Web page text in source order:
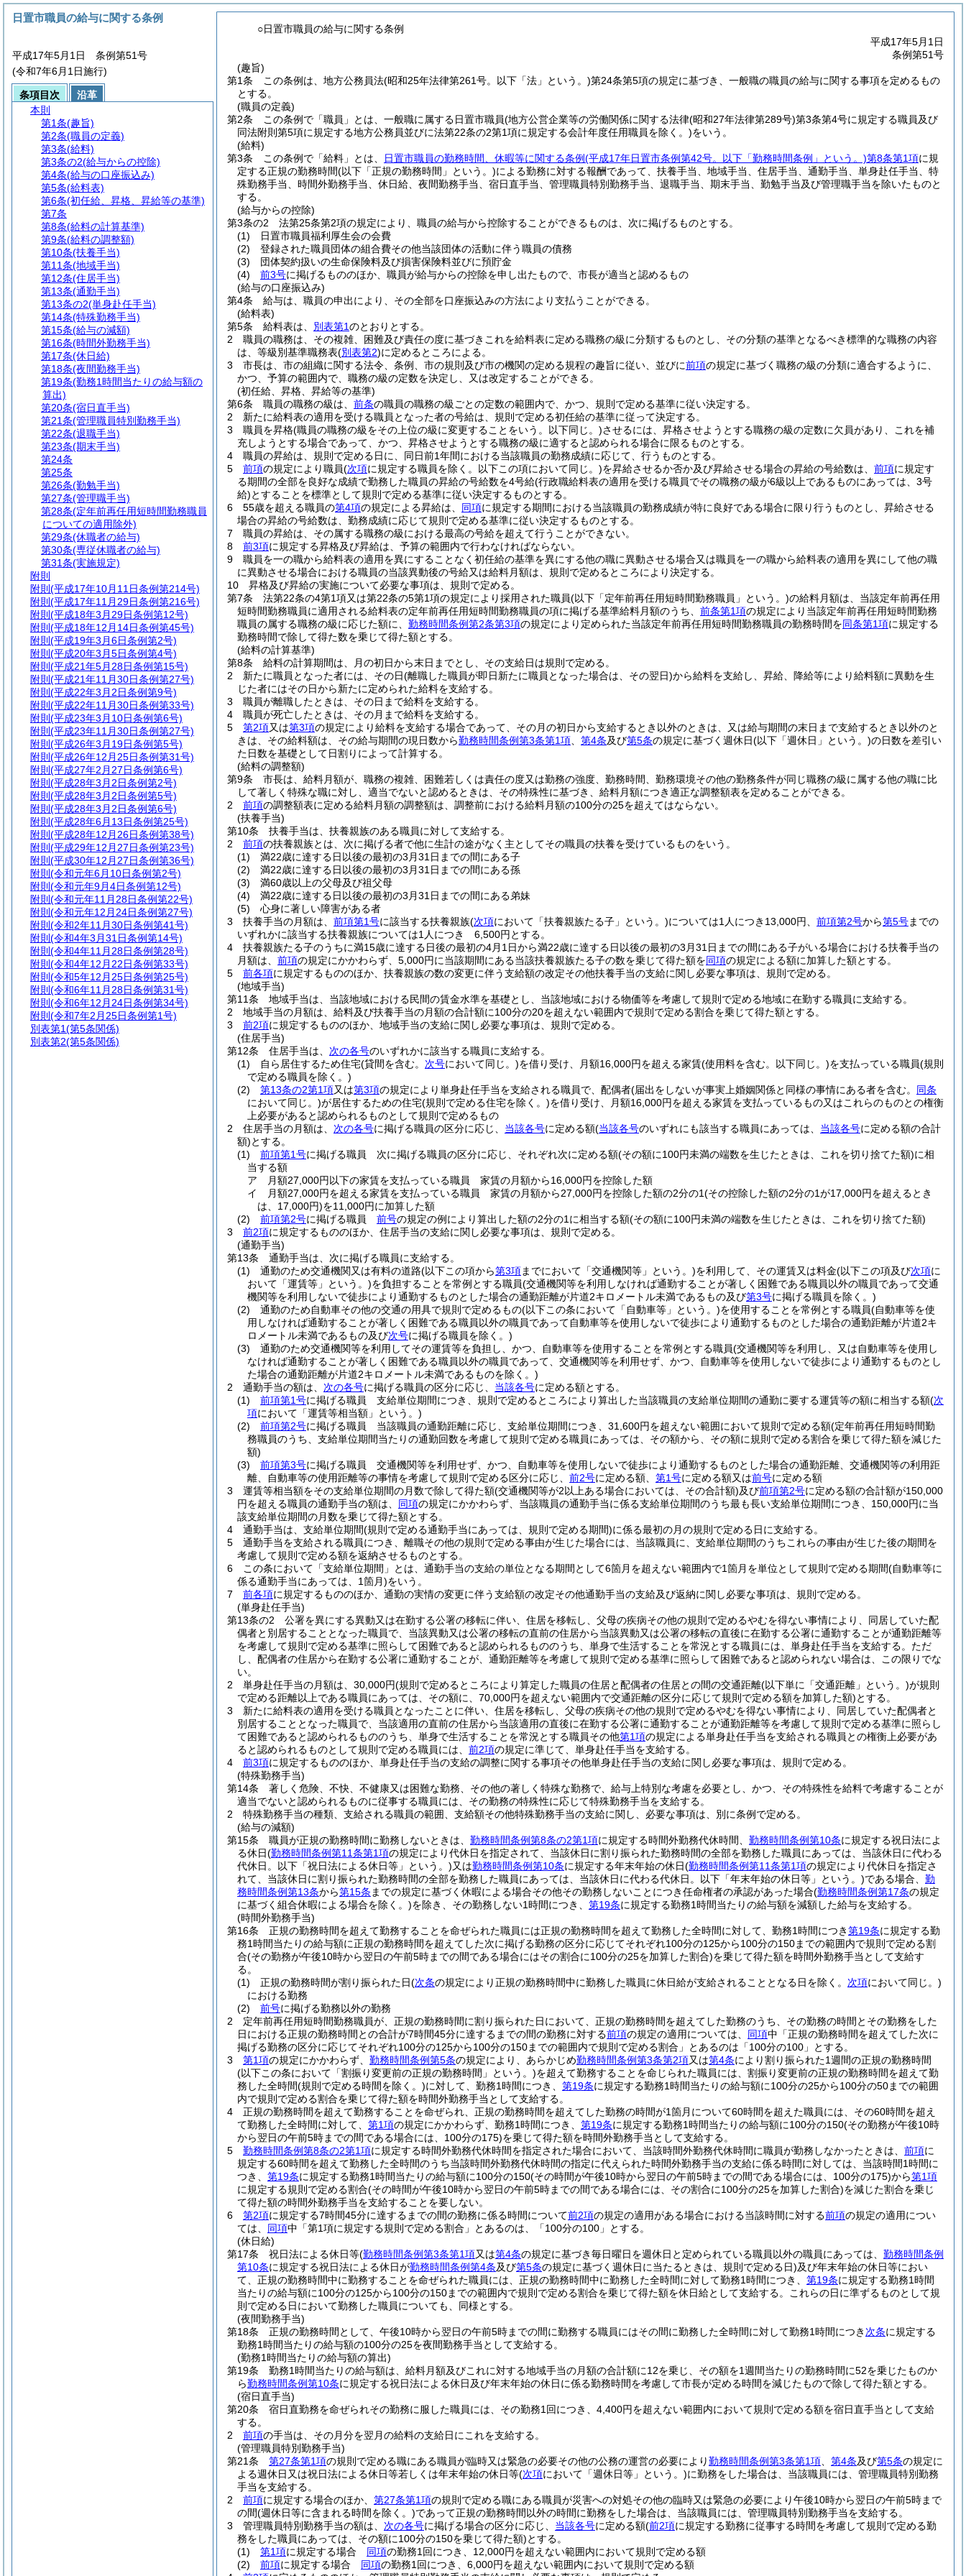
○日置市職員の給与に関する条例
平成17年5月1日
条例第51号
(趣旨)
第1条
この条例は、地方公務員法(昭和25年法律第261号。以下「法」という。)第24条第5項の規定に基づき、一般職の職員の給与に関する事項を定めるもの
とする。
(職員の定義)
第2条
この条例で「職員」とは、一般職に属する日置市職員(地方公営企業等の労働関係に関する法律(昭和27年法律第289号)第3条第4号に規定する職員及び
同法附則第5項に規定する地方公務員並びに法第22条の2第1項に規定する会計年度任用職員を除く。)をいう。
(給料)
第3条
この条例で「給料」とは、 日置市職員の勤務時間、休暇等に関する条例(平成17年日置市条例第42号。以下「勤務時間条例」という。)第8条第1項に規
定する正規の勤務時間(以下「正規の勤務時間」という。)による勤務に対する報酬であって、扶養手当、地域手当、住居手当、通勤手当、単身赴任手当、特
殊勤務手当、時間外勤務手当、休日給、夜間勤務手当、宿日直手当、管理職員特別勤務手当、退職手当、期末手当、勤勉手当及び管理職手当を除いたものと
する。
(給与からの控除)
第3条の2
法第25条第2項の規定により、職員の給与から控除することができるものは、次に掲げるものとする。
(1)
日置市職員福利厚生会の会費
(2)
登録された職員団体の組合費その他当該団体の活動に伴う職員の債務
(3)
団体契約扱いの生命保険料及び損害保険料並びに預貯金
(4)
前3号に掲げるもののほか、職員が給与からの控除を申し出たもので、市長が適当と認めるもの
(給与の口座振込み)
第4条
給与は、職員の申出により、その全部を口座振込みの方法により支払うことができる。
(給料表)
第5条
給料表は、 別表第1のとおりとする。
2
職員の職務は、その複雑、困難及び責任の度に基づきこれを給料表に定める職務の級に分類するものとし、その分類の基準となるべき標準的な職務の内容
は、等級別基準職務表(別表第2)に定めるところによる。
3
市長は、市の組織に関する法令、条例、市の規則及び市の機関の定める規程の趣旨に従い、並びに前項の規定に基づく職務の級の分類に適合するように、
かつ、予算の範囲内で、職務の級の定数を決定し、又は改定することができる。
(初任給、昇格、昇給等の基準)
第6条
職員の職務の級は、 前条の職員の職務の級ごとの定数の範囲内で、かつ、規則で定める基準に従い決定する。
2
新たに給料表の適用を受ける職員となった者の号給は、規則で定める初任給の基準に従って決定する。
3
職員を昇格(職員の職務の級をその上位の級に変更することをいう。以下同じ。)させるには、昇格させようとする職務の級の定数に欠員があり、これを補
充しようとする場合であって、かつ、昇格させようとする職務の級に適すると認められる場合に限るものとする。
4
職員の昇給は、規則で定める日に、同日前1年間における当該職員の勤務成績に応じて、行うものとする。
5
前項の規定により職員(次項に規定する職員を除く。以下この項において同じ。)を昇給させるか否か及び昇給させる場合の昇給の号給数は、 前項に規定す
る期間の全部を良好な成績で勤務した職員の昇給の号給数を4号給(行政職給料表の適用を受ける職員でその職務の級が6級以上であるものにあっては、3号
給)とすることを標準として規則で定める基準に従い決定するものとする。
6
55歳を超える職員の第4項の規定による昇給は、 同項に規定する期間における当該職員の勤務成績が特に良好である場合に限り行うものとし、昇給させる
場合の昇給の号給数は、勤務成績に応じて規則で定める基準に従い決定するものとする。
7
職員の昇給は、その属する職務の級における最高の号給を超えて行うことができない。
8
前3項に規定する昇格及び昇給は、予算の範囲内で行わなければならない。
9
職員を一の職から給料表の適用を異にすることなく初任給の基準を異にする他の職に異動させる場合又は職員を一の職から給料表の適用を異にして他の職
に異動させる場合における職員の当該異動後の号給又は給料月額は、規則で定めるところにより決定する。
10
昇格及び昇給の実施について必要な事項は、規則で定める。
第7条
法第22条の4第1項又は第22条の5第1項の規定により採用された職員(以下「定年前再任用短時間勤務職員」という。)の給料月額は、当該定年前再任用
短時間勤務職員に適用される給料表の定年前再任用短時間勤務職員の項に掲げる基準給料月額のうち、 前条第1項の規定により当該定年前再任用短時間勤務
職員の属する職務の級に応じた額に、 勤務時間条例第2条第3項の規定により定められた当該定年前再任用短時間勤務職員の勤務時間を同条第1項に規定する
勤務時間で除して得た数を乗じて得た額とする。
(給料の計算基準)
第8条
給料の計算期間は、月の初日から末日までとし、その支給日は規則で定める。
2
新たに職員となった者には、その日(離職した職員が即日新たに職員となった場合は、その翌日)から給料を支給し、昇給、降給等により給料額に異動を生
じた者にはその日から新たに定められた給料を支給する。
3
職員が離職したときは、その日まで給料を支給する。
4
職員が死亡したときは、その月まで給料を支給する。
5
第2項又は第3項の規定により給料を支給する場合であって、その月の初日から支給するとき以外のときは、又は給与期間の末日まで支給するとき以外のと
きは、その給料額は、その給与期間の現日数から勤務時間条例第3条第1項 第4条及び第5条の規定に基づく週休日(以下「週休日」という。)の日数を差引い
た日数を基礎として日割りによって計算する。
(給料の調整額)
第9条
市長は、給料月額が、職務の複雑、困難若しくは責任の度又は勤務の強度、勤務時間、勤務環境その他の勤務条件が同じ職務の級に属する他の職に比
して著しく特殊な職に対し、適当でないと認めるときは、その特殊性に基づき、給料月額につき適正な調整額表を定めることができる。
2
前項の調整額表に定める給料月額の調整額は、調整前における給料月額の100分の25を超えてはならない。
(扶養手当)
第10条
扶養手当は、扶養親族のある職員に対して支給する。
2
前項の扶養親族とは、次に掲げる者で他に生計の途がなく主としてその職員の扶養を受けているものをいう。
(1)
満22歳に達する日以後の最初の3月31日までの間にある子
(2)
満22歳に達する日以後の最初の3月31日までの間にある孫
(3)
満60歳以上の父母及び祖父母
(4)
満22歳に達する日以後の最初の3月31日までの間にある弟妹
(5)
心身に著しい障害がある者
3
扶養手当の月額は、 前項第1号に該当する扶養親族(次項において「扶養親族たる子」という。)については1人につき13,000円、 前項第2号から第5号までの
いずれかに該当する扶養親族については1人につき 6,500円とする。
4
扶養親族たる子のうちに満15歳に達する日後の最初の4月1日から満22歳に達する日以後の最初の3月31日までの間にある子がいる場合における扶養手当の
月額は、 前項の規定にかかわらず、5,000円に当該期間にある当該扶養親族たる子の数を乗じて得た額を同項の規定による額に加算した額とする。
5
前各項に規定するもののほか、扶養親族の数の変更に伴う支給額の改定その他扶養手当の支給に関し必要な事項は、規則で定める。
(地域手当)
第11条
地域手当は、当該地域における民間の賃金水準を基礎とし、当該地域における物価等を考慮して規則で定める地域に在勤する職員に支給する。
2
地域手当の月額は、給料及び扶養手当の月額の合計額に100分の20を超えない範囲内で規則で定める割合を乗じて得た額とする。
3
前2項に規定するもののほか、地域手当の支給に関し必要な事項は、規則で定める。
(住居手当)
第12条
住居手当は、 次の各号のいずれかに該当する職員に支給する。
(1)
自ら居住するため住宅(貸間を含む。 次号において同じ。)を借り受け、月額16,000円を超える家賃(使用料を含む。以下同じ。)を支払っている職員(規則
で定める職員を除く。)
(2)
第13条の2第1項又は第3項の規定により単身赴任手当を支給される職員で、配偶者(届出をしないが事実上婚姻関係と同様の事情にある者を含む。 同条
において同じ。)が居住するための住宅(規則で定める住宅を除く。)を借り受け、月額16,000円を超える家賃を支払っているもの又はこれらのものとの権衡
上必要があると認められるものとして規則で定めるもの
2
住居手当の月額は、 次の各号に掲げる職員の区分に応じ、 当該各号に定める額(当該各号のいずれにも該当する職員にあっては、 当該各号に定める額の合計
額)とする。
(1)
前項第1号に掲げる職員 次に掲げる職員の区分に応じ、それぞれ次に定める額(その額に100円未満の端数を生じたときは、これを切り捨てた額)に相
当する額
ア
月額27,000円以下の家賃を支払っている職員 家賃の月額から16,000円を控除した額
イ
月額27,000円を超える家賃を支払っている職員 家賃の月額から27,000円を控除した額の2分の1(その控除した額の2分の1が17,000円を超えるとき
は、17,000円)を11,000円に加算した額
(2)
前項第2号に掲げる職員 前号の規定の例により算出した額の2分の1に相当する額(その額に100円未満の端数を生じたときは、これを切り捨てた額)
3
前2項に規定するもののほか、住居手当の支給に関し必要な事項は、規則で定める。
(通勤手当)
第13条
通勤手当は、次に掲げる職員に支給する。
(1)
通勤のため交通機関又は有料の道路(以下この項から第3項までにおいて「交通機関等」という。)を利用して、その運賃又は料金(以下この項及び次項に
おいて「運賃等」という。)を負担することを常例とする職員(交通機関等を利用しなければ通勤することが著しく困難である職員以外の職員であって交通
機関等を利用しないで徒歩により通勤するものとした場合の通勤距離が片道2キロメートル未満であるもの及び第3号に掲げる職員を除く。)
(2)
通勤のため自動車その他の交通の用具で規則で定めるもの(以下この条において「自動車等」という。)を使用することを常例とする職員(自動車等を使
用しなければ通勤することが著しく困難である職員以外の職員であって自動車等を使用しないで徒歩により通勤するものとした場合の通勤距離が片道2キ
ロメートル未満であるもの及び次号に掲げる職員を除く。)
(3)
通勤のため交通機関等を利用してその運賃等を負担し、かつ、自動車等を使用することを常例とする職員(交通機関等を利用し、又は自動車等を使用し
なければ通勤することが著しく困難である職員以外の職員であって、交通機関等を利用せず、かつ、自動車等を使用しないで徒歩により通勤するものとし
た場合の通勤距離が片道2キロメートル未満であるものを除く。)
2
通勤手当の額は、 次の各号に掲げる職員の区分に応じ、 当該各号に定める額とする。
(1)
前項第1号に掲げる職員 支給単位期間につき、規則で定めるところにより算出した当該職員の支給単位期間の通勤に要する運賃等の額に相当する額(次
項において「運賃等相当額」という。)
(2)
前項第2号に掲げる職員 当該職員の通勤距離に応じ、支給単位期間につき、31,600円を超えない範囲において規則で定める額(定年前再任用短時間勤
務職員のうち、支給単位期間当たりの通勤回数を考慮して規則で定める職員にあっては、その額から、その額に規則で定める割合を乗じて得た額を減じた
額)
(3)
前項第3号に掲げる職員 交通機関等を利用せず、かつ、自動車等を使用しないで徒歩により通勤するものとした場合の通勤距離、交通機関等の利用距
離、自動車等の使用距離等の事情を考慮して規則で定める区分に応じ、 前2号に定める額、 第1号に定める額又は前号に定める額
3
運賃等相当額をその支給単位期間の月数で除して得た額(交通機関等が2以上ある場合においては、その合計額)及び前項第2号に定める額の合計額が150,000
円を超える職員の通勤手当の額は、 同項の規定にかかわらず、当該職員の通勤手当に係る支給単位期間のうち最も長い支給単位期間につき、150,000円に当
該支給単位期間の月数を乗じて得た額とする。
4
通勤手当は、支給単位期間(規則で定める通勤手当にあっては、規則で定める期間)に係る最初の月の規則で定める日に支給する。
5
通勤手当を支給される職員につき、離職その他の規則で定める事由が生じた場合には、当該職員に、支給単位期間のうちこれらの事由が生じた後の期間を
考慮して規則で定める額を返納させるものとする。
6
この条において「支給単位期間」とは、通勤手当の支給の単位となる期間として6箇月を超えない範囲内で1箇月を単位として規則で定める期間(自動車等に
係る通勤手当にあっては、1箇月)をいう。
7
前各項に規定するもののほか、通勤の実情の変更に伴う支給額の改定その他通勤手当の支給及び返納に関し必要な事項は、規則で定める。
(単身赴任手当)
第13条の2
公署を異にする異動又は在勤する公署の移転に伴い、住居を移転し、父母の疾病その他の規則で定めるやむを得ない事情により、同居していた配
偶者と別居することとなった職員で、当該異動又は公署の移転の直前の住居から当該異動又は公署の移転の直後に在勤する公署に通勤することが通勤距離等
を考慮して規則で定める基準に照らして困難であると認められるもののうち、単身で生活することを常況とする職員には、単身赴任手当を支給する。 ただ
し、配偶者の住居から在勤する公署に通勤することが、通勤距離等を考慮して規則で定める基準に照らして困難であると認められない場合は、この限りでな
い。
2
単身赴任手当の月額は、30,000円(規則で定めるところにより算定した職員の住居と配偶者の住居との間の交通距離(以下単に「交通距離」という。)が規則
で定める距離以上である職員にあっては、その額に、70,000円を超えない範囲内で交通距離の区分に応じて規則で定める額を加算した額)とする。
3
新たに給料表の適用を受ける職員となったことに伴い、住居を移転し、父母の疾病その他の規則で定めるやむを得ない事情により、同居していた配偶者と
別居することとなった職員で、当該適用の直前の住居から当該適用の直後に在勤する公署に通勤することが通勤距離等を考慮して規則で定める基準に照らし
て困難であると認められるもののうち、単身で生活することを常況とする職員その他第1項の規定による単身赴任手当を支給される職員との権衡上必要があ
ると認められるものとして規則で定める職員には、 前2項の規定に準じて、単身赴任手当を支給する。
4
前3項に規定するもののほか、単身赴任手当の支給の調整に関する事項その他単身赴任手当の支給に関し必要な事項は、規則で定める。
(特殊勤務手当)
第14条
著しく危険、不快、不健康又は困難な勤務、その他の著しく特殊な勤務で、給与上特別な考慮を必要とし、かつ、その特殊性を給料で考慮することが
適当でないと認められるものに従事する職員には、その勤務の特殊性に応じて特殊勤務手当を支給する。
2
特殊勤務手当の種類、支給される職員の範囲、支給額その他特殊勤務手当の支給に関し、必要な事項は、別に条例で定める。
(給与の減額)
第15条
職員が正規の勤務時間に勤務しないときは、 勤務時間条例第8条の2第1項に規定する時間外勤務代休時間、 勤務時間条例第10条に規定する祝日法によ
る休日(勤務時間条例第11条第1項の規定により代休日を指定されて、当該休日に割り振られた勤務時間の全部を勤務した職員にあっては、当該休日に代わる
代休日。以下「祝日法による休日等」という。)又は勤務時間条例第10条に規定する年末年始の休日(勤務時間条例第11条第1項の規定により代休日を指定さ
れて、当該休日に割り振られた勤務時間の全部を勤務した職員にあっては、当該休日に代わる代休日。以下「年末年始の休日等」という。)である場合、 勤
務時間条例第13条から第15条 までの規定に基づく休暇による場合その他その勤務しないことにつき任命権者の承認があった場合(勤務時間条例第17条の規定
に基づく組合休暇による場合を除く。)を除き、その勤務しない1時間につき、 第19条に規定する勤務1時間当たりの給与額を減額した給与を支給する。
(時間外勤務手当)
第16条
正規の勤務時間を超えて勤務することを命ぜられた職員には正規の勤務時間を超えて勤務した全時間に対して、勤務1時間につき第19条に規定する勤
務1時間当たりの給与額に正規の勤務時間を超えてした次に掲げる勤務の区分に応じてそれぞれ100分の125から100分の150までの範囲内で規則で定める割
合(その勤務が午後10時から翌日の午前5時までの間である場合にはその割合に100分の25を加算した割合)を乗じて得た額を時間外勤務手当として支給す
る。
(1)
正規の勤務時間が割り振られた日(次条の規定により正規の勤務時間中に勤務した職員に休日給が支給されることとなる日を除く。 次項において同じ。)
における勤務
(2)
前号に掲げる勤務以外の勤務
2
定年前再任用短時間勤務職員が、正規の勤務時間に割り振られた日において、正規の勤務時間を超えてした勤務のうち、その勤務の時間とその勤務をした
日における正規の勤務時間との合計が7時間45分に達するまでの間の勤務に対する前項の規定の適用については、 同項中「正規の勤務時間を超えてした次に
掲げる勤務の区分に応じてそれぞれ100分の125から100分の150までの範囲内で規則で定める割合」とあるのは「100分の100」とする。
3
第1項の規定にかかわらず、 勤務時間条例第5条の規定により、あらかじめ勤務時間条例第3条第2項又は第4条により割り振られた1週間の正規の勤務時間
(以下この条において「割振り変更前の正規の勤務時間」という。)を超えて勤務することを命じられた職員には、割振り変更前の正規の勤務時間を超えて勤
務した全時間(規則で定める時間を除く。)に対して、勤務1時間につき、 第19条に規定する勤務1時間当たりの給与額に100分の25から100分の50までの範囲
内で規則で定める割合を乗じて得た額を時間外勤務手当として支給する。
4
正規の勤務時間を超えて勤務することを命ぜられ、正規の勤務時間を超えてした勤務の時間が1箇月について60時間を超えた職員には、その60時間を超え
て勤務した全時間に対して、 第1項の規定にかかわらず、勤務1時間につき、 第19条に規定する勤務1時間当たりの給与額に100分の150(その勤務が午後10時
から翌日の午前5時までの間である場合には、100分の175)を乗じて得た額を時間外勤務手当として支給する。
5
勤務時間条例第8条の2第1項に規定する時間外勤務代休時間を指定された場合において、当該時間外勤務代休時間に職員が勤務しなかったときは、 前項に
規定する60時間を超えて勤務した全時間のうち当該時間外勤務代休時間の指定に代えられた時間外勤務手当の支給に係る時間に対しては、当該時間1時間に
つき、 第19条に規定する勤務1時間当たりの給与額に100分の150(その時間が午後10時から翌日の午前5時までの間である場合には、100分の175)から第1項
に規定する規則で定める割合(その時間が午後10時から翌日の午前5時までの間である場合には、その割合に100分の25を加算した割合)を減じた割合を乗じ
て得た額の時間外勤務手当を支給することを要しない。
6
第2項に規定する7時間45分に達するまでの間の勤務に係る時間について前2項の規定の適用がある場合における当該時間に対する前項の規定の適用につい
ては、 同項中「第1項に規定する規則で定める割合」とあるのは、「100分の100」とする。
(休日給)
第17条
祝日法による休日等(勤務時間条例第3条第1項又は第4条の規定に基づき毎日曜日を週休日と定められている職員以外の職員にあっては、 勤務時間条例
第10条に規定する祝日法による休日が勤務時間条例第4条及び第5条の規定に基づく週休日に当たるときは、規則で定める日)及び年末年始の休日等におい
て、正規の勤務時間中に勤務することを命ぜられた職員には、正規の勤務時間中に勤務した全時間に対して勤務1時間につき、 第19条に規定する勤務1時間
当たりの給与額に100分の125から100分の150までの範囲内で規則で定める割合を乗じて得た額を休日給として支給する。
これらの日に準ずるものとして規
則で定める日において勤務した職員についても、同様とする。
(夜間勤務手当)
第18条
正規の勤務時間として、午後10時から翌日の午前5時までの間に勤務する職員にはその間に勤務した全時間に対して勤務1時間につき 次条に規定する
勤務1時間当たりの給与額の100分の25を夜間勤務手当として支給する。
(勤務1時間当たりの給与額の算出)
第19条
勤務1時間当たりの給与額は、給料月額及びこれに対する地域手当の月額の合計額に12を乗じ、その額を1週間当たりの勤務時間に52を乗じたものか
ら勤務時間条例第10条に規定する祝日法による休日及び年末年始の休日に係る勤務時間を考慮して市長が定める時間を減じたもので除して得た額とする。
(宿日直手当)
第20条
宿日直勤務を命ぜられその勤務に服した職員には、その勤務1回につき、4,400円を超えない範囲内において規則で定める額を宿日直手当として支給
する。
2
前項の手当は、その月分を翌月の給料の支給日にこれを支給する。
(管理職員特別勤務手当)
第21条
第27条第1項の規則で定める職にある職員が臨時又は緊急の必要その他の公務の運営の必要により勤務時間条例第3条第1項 第4条及び第5条の規定に
よる週休日又は祝日法による休日等若しくは年末年始の休日等(次項において「週休日等」という。)に勤務をした場合は、当該職員には、管理職員特別勤務
手当を支給する。
2
前項に規定する場合のほか、 第27条第1項の規則で定める職にある職員が災害への対処その他の臨時又は緊急の必要により午後10時から翌日の午前5時まで
の間(週休日等に含まれる時間を除く。)であって正規の勤務時間以外の時間に勤務をした場合は、当該職員には、管理職員特別勤務手当を支給する。
3
管理職員特別勤務手当の額は、 次の各号に掲げる場合の区分に応じ、 当該各号に定める額(前2項に規定する勤務に従事する時間を考慮して規則で定める勤
務をした職員にあっては、その額に100分の150を乗じて得た額)とする。
(1)
第1項に規定する場合 同項の勤務1回につき、12,000円を超えない範囲内において規則で定める額
(2)
前項に規定する場合 同項の勤務1回につき、6,000円を超えない範囲内において規則で定める額
日置市職員の給与に関する条例
平成17年5月1日 条例第51号
(令和7年6月1日施行)
条項目次
沿革
本則
第1条(趣旨)
第2条(職員の定義)
第3条(給料)
第3条の2(給与からの控除)
第4条(給与の口座振込み)
第5条(給料表)
第6条(初任給、昇格、昇給等の基準)
第7条
第8条(給料の計算基準)
第9条(給料の調整額)
第10条(扶養手当)
第11条(地域手当)
第12条(住居手当)
第13条(通勤手当)
第13条の2(単身赴任手当)
第14条(特殊勤務手当)
第15条(給与の減額)
第16条(時間外勤務手当)
第17条(休日給)
第18条(夜間勤務手当)
第19条(勤務1時間当たりの給与額の
算出)
第20条(宿日直手当)
第21条(管理職員特別勤務手当)
第22条(退職手当)
第23条(期末手当)
第24条
第25条
第26条(勤勉手当)
第27条(管理職手当)
第28条(定年前再任用短時間勤務職員
についての適用除外)
第29条(休職者の給与)
第30条(専従休職者の給与)
第31条(実施規定)
附則
附則 (平成17年10月11日条例第214号)
附則 (平成17年11月29日条例第216号)
附則 (平成18年3月29日条例第12号)
附則 (平成18年12月14日条例第45号)
附則 (平成19年3月6日条例第2号)
附則 (平成20年3月5日条例第4号)
附則 (平成21年5月28日条例第15号)
附則 (平成21年11月30日条例第27号)
附則 (平成22年3月2日条例第9号)
附則 (平成22年11月30日条例第33号)
附則 (平成23年3月10日条例第6号)
附則 (平成23年11月30日条例第27号)
附則 (平成26年3月19日条例第5号)
附則 (平成26年12月25日条例第31号)
附則 (平成27年2月27日条例第6号)
附則 (平成28年3月2日条例第2号)
附則 (平成28年3月2日条例第5号)
附則 (平成28年3月2日条例第6号)
附則 (平成28年6月13日条例第25号)
附則 (平成28年12月26日条例第38号)
附則 (平成29年12月27日条例第23号)
附則 (平成30年12月27日条例第36号)
附則 (令和元年6月10日条例第2号)
附則 (令和元年9月4日条例第12号)
附則 (令和元年11月28日条例第22号)
附則 (令和元年12月24日条例第27号)
附則 (令和2年11月30日条例第41号)
附則 (令和4年3月31日条例第14号)
附則 (令和4年11月28日条例第28号)
附則 (令和4年12月22日条例第33号)
附則 (令和5年12月25日条例第25号)
附則 (令和6年11月28日条例第31号)
附則 (令和6年12月24日条例第34号)
附則 (令和7年2月25日条例第1号)
別表第1(第5条関係)
別表第2(第5条関係)